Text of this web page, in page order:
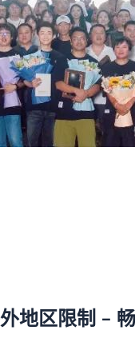
地区限制 –